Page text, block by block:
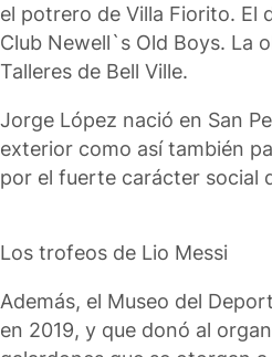
el potrero de Villa Fiorito. El
Club Newell`s Old Boys. La
Talleres de Bell Ville.
Jorge López nació en San
exterior como así también
por el fuerte carácter social
Los trofeos de Lio Messi
Además, el Museo del
en 2019, y que donó al